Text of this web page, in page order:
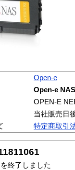
Open-e
Open-e
OPEN-E
当社販売日
特定商取引
終了しました